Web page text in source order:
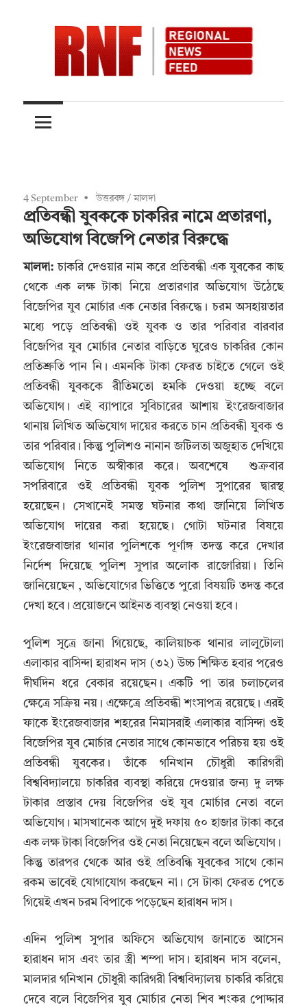
content
RNFnews.in
over
Quantity
4 September উত্তরবঙ্গ /মালদা
প্রতিবন্ধী যুবককে চাকরির নামে প্রতারণা,
অভিযোগ বিজেপি নেতার বিরুদ্ধে
মালদা: চাকরি দেওয়ার নাম করে প্রতিবন্ধী এক যুবকের কাছ
থেকে এক লক্ষ টাকা নিয়ে প্রতারণার অভিযোগ উঠেছে
বিজেপির যুব মোর্চার এক নেতার বিরুদ্ধে। চরম অসহায়তার
মধ্যে পড়ে প্রতিবন্ধী ওই যুবক ও তার পরিবার বারবার
বিজেপির যুব মোর্চার নেতার বাড়িতে ঘুরেও চাকরির কোন
প্রতিশ্রুতি পান নি। এমনকি টাকা ফেরত চাইতে গেলে ওই
প্রতিবন্ধী যুবককে রীতিমতো হমকি দেওয়া হচ্ছে বলে
অভিযোগ। এই ব্যাপারে সুবিচারের আশায় ইংরেজবাজার
থানায় লিখিত অভিযোগ দায়ের করতে চান প্রতিবন্ধী যুবক ও
তার পরিবার। কিন্তু পুলিশও নানান জটিলতা অজুহাত দেখিয়ে
অভিযোগ নিতে অস্বীকার করে। অবশেষে শুক্রবার
সপরিবারে ওই প্রতিবন্ধী যুবক পুলিশ সুপারের দ্বারস্থ
হয়েছেন। সেখানেই সমস্ত ঘটনার কথা জানিয়ে লিখিত
অভিযোগ দায়ের করা হয়েছে। গোটা ঘটনার বিষয়ে
ইংরেজবাজার থানার পুলিশকে পূর্ণাঙ্গ তদন্ত করে দেখার
নির্দেশ দিয়েছে পুলিশ সুপার অলোক রাজোরিয়া। তিনি
জানিয়েছেন , অভিযোগের ভিত্তিতে পুরো বিষয়টি তদন্ত করে
দেখা হবে। প্রয়োজনে আইনত ব্যবস্থা নেওয়া হবে।
পুলিশ সূত্রে জানা গিয়েছে, কালিয়াচক থানার লালুটোলা
এলাকার বাসিন্দা হারাধন দাস (৩২) উচ্চ শিক্ষিত হবার পরেও
দীর্ঘদিন ধরে বেকার রয়েছেন। একটি পা তার চলাচলের
ক্ষেত্রে সক্রিয় নয়। এক্ষেত্রে প্রতিবন্ধী শংসাপত্র রয়েছে। এরই
ফাকে ইংরেজবাজার শহরের নিমাসরাই এলাকার বাসিন্দা ওই
বিজেপির যুব মোর্চার নেতার সাথে কোনভাবে পরিচয় হয় ওই
প্রতিবন্ধী যুবকের। তাঁকে গনিখান চৌধুরী কারিগরী
বিশ্ববিদ্যালয়ে চাকরির ব্যবস্থা করিয়ে দেওয়ার জন্য দু লক্ষ
টাকার প্রস্তাব দেয় বিজেপির ওই যুব মোর্চার নেতা বলে
অভিযোগ। মাসখানেক আগে দুই দফায় ৫০ হাজার টাকা করে
এক লক্ষ টাকা বিজেপির ওই নেতা নিয়েছেন বলে অভিযোগ।
কিন্তু তারপর থেকে আর ওই প্রতিবন্ধি যুবকের সাথে কোন
রকম ভাবেই যোগাযোগ করছেন না। সে টাকা ফেরত পেতে
গিয়েই এখন চরম বিপাকে পড়েছেন হারাধন দাস।
এদিন পুলিশ সুপার অফিসে অভিযোগ জানাতে আসেন
হারাধন দাস এবং তার স্ত্রী শম্পা দাস। হারাধন দাস বলেন,
মালদার গনিখান চৌধুরী কারিগরী বিশ্ববিদ্যালয় চাকরি করিয়ে
দেবে বলে বিজেপির যুব মোর্চার নেতা শিব শংকর পোদ্দার